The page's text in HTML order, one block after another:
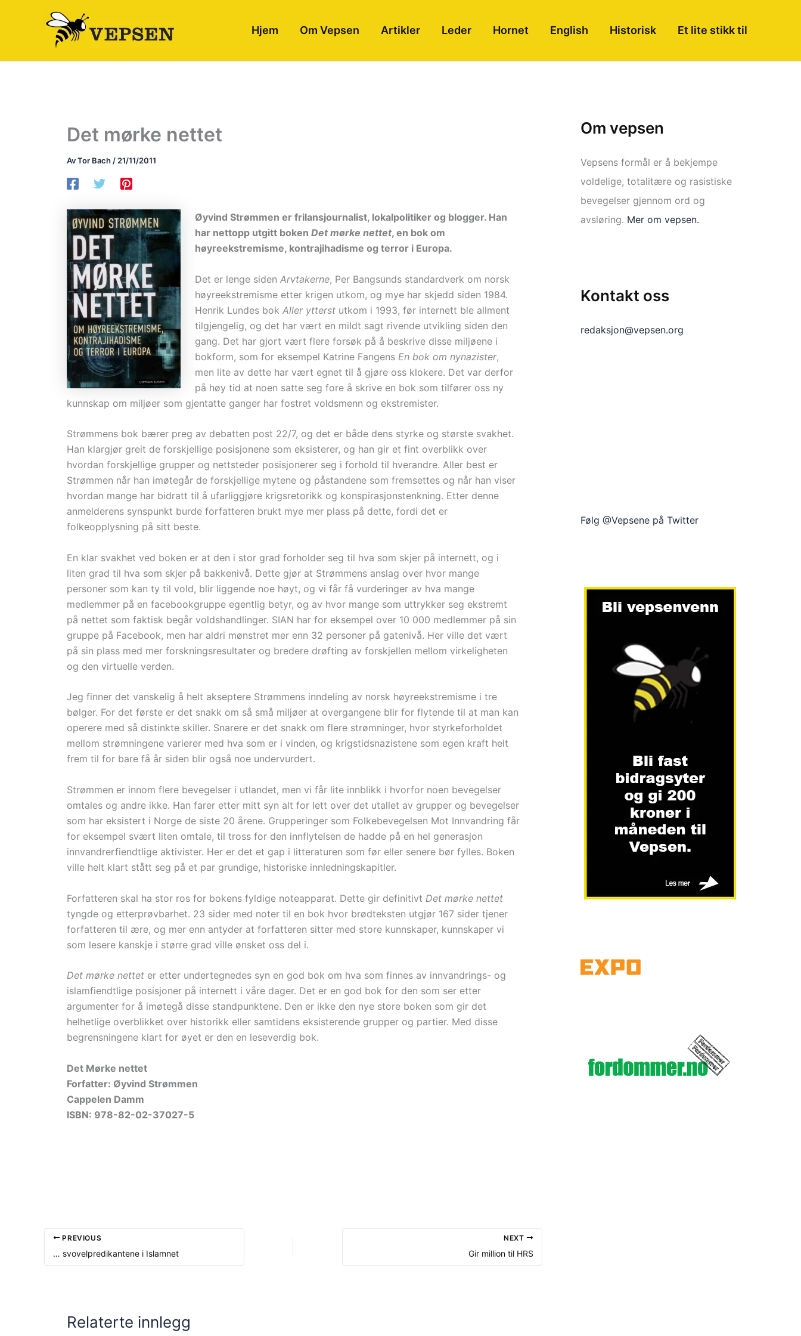
Hjem Om Vepsen Artikler Leder Hornet English Historisk Et lite stikk til
Det mørke nettet
AvTor Bach / 21/11/2011
Øyvind Strømmen er frilansjournalist, lokalpolitiker og blogger. Han
har nettopp utgitt boken Det mørke nettet, en bok om
høyreekstremisme, kontrajihadisme og terror i Europa.
Det er lenge siden Arvtakerne, Per Bangsunds standardverk om norsk
høyreekstremisme etter krigen utkom, og mye har skjedd siden 1984.
Henrik Lundes bok Aller ytterst utkom i 1993, før internett ble allment
tilgjengelig, og det har vært en mildt sagt rivende utvikling siden den
gang. Det har gjort vært flere forsøk på å beskrive disse miljøene i
bokform, som for eksempel Katrine Fangens En bok om nynazister,
men lite av dette har vært egnet til å gjøre oss klokere. Det var derfor
på høy tid at noen satte seg fore å skrive en bok som tilfører oss ny
kunnskap om miljøer som gjentatte ganger har fostret voldsmenn og ekstremister.
Strømmens bok bærer preg av debatten post 22/7, og det er både dens styrke og største svakhet.
Han klargjør greit de forskjellige posisjonene som eksisterer, og han gir et fint overblikk over
hvordan forskjellige grupper og nettsteder posisjonerer seg i forhold til hverandre. Aller best er
Strømmen når han imøtegår de forskjellige mytene og påstandene som fremsettes og når han viser
hvordan mange har bidratt til å ufarliggjøre krigsretorikk og konspirasjonstenkning. Etter denne
anmelderens synspunkt burde forfatteren brukt mye mer plass på dette, fordi det er
folkeopplysning på sitt beste.
En klar svakhet ved boken er at den i stor grad forholder seg til hva som skjer på internett, og i
liten grad til hva som skjer på bakkenivå. Dette gjør at Strømmens anslag over hvor mange
personer som kan ty til vold, blir liggende noe høyt, og vi får få vurderinger av hva mange
medlemmer på en facebookgruppe egentlig betyr, og av hvor mange som uttrykker seg ekstremt
på nettet som faktisk begår voldshandlinger. SIAN har for eksempel over 10 000 medlemmer på sin
gruppe på Facebook, men har aldri mønstret mer enn 32 personer på gatenivå. Her ville det vært
på sin plass med mer forskningsresultater og bredere drøfting av forskjellen mellom virkeligheten
og den virtuelle verden.
Jeg finner det vanskelig å helt akseptere Strømmens inndeling av norsk høyreekstremisme i tre
bølger. For det første er det snakk om så små miljøer at overgangene blir for flytende til at man kan
operere med så distinkte skiller. Snarere er det snakk om flere strømninger, hvor styrkeforholdet
mellom strømningene varierer med hva som er i vinden, og krigstidsnazistene som egen kraft helt
frem til for bare få år siden blir også noe undervurdert.
Strømmen er innom flere bevegelser i utlandet, men vi får lite innblikk i hvorfor noen bevegelser
omtales og andre ikke. Han farer etter mitt syn alt for lett over det utallet av grupper og bevegelser
som har eksistert i Norge de siste 20 årene. Grupperinger som Folkebevegelsen Mot Innvandring får
for eksempel svært liten omtale, til tross for den innflytelsen de hadde på en hel generasjon
innvandrerfiendtlige aktivister. Her er det et gap i litteraturen som før eller senere bør fylles. Boken
ville helt klart stått seg på et par grundige, historiske innledningskapitler.
Forfatteren skal ha stor ros for bokens fyldige noteapparat. Dette gir definitivt Det mørke nettet
tyngde og etterprøvbarhet. 23 sider med noter til en bok hvor brødteksten utgjør 167 sider tjener
forfatteren til ære, og mer enn antyder at forfatteren sitter med store kunnskaper, kunnskaper vi
som lesere kanskje i større grad ville ønsket oss del i.
Det mørke nettet er etter undertegnedes syn en god bok om hva som finnes av innvandrings- og
islamfiendtlige posisjoner på internett i våre dager. Det er en god bok for den som ser etter
argumenter for å imøtegå disse standpunktene. Den er ikke den nye store boken som gir det
helhetlige overblikket over historikk eller samtidens eksisterende grupper og partier. Med disse
begrensningene klart for øyet er den en leseverdig bok.
Det Mørke nettet
Forfatter: Øyvind Strømmen
Cappelen Damm
ISBN: 978-82-02-37027-5
PREVIOUS
… svovelpredikantene i Islamnet
NEXT
Gir million til HRS
Relaterte innlegg
Om vepsen
Vepsens formål er å bekjempe
voldelige, totalitære og rasistiske
bevegelser gjennom ord og
avsløring. Mer om vepsen.
Kontakt oss
redaksjon@vepsen.org
Følg @Vepsene på Twitter